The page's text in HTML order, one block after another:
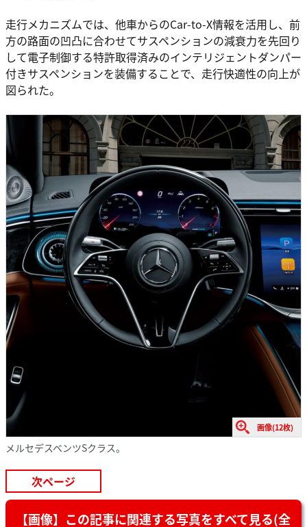
走行メカニズムでは、他車からのCar-to-X情報を活用し、前
方の路面の凹凸に合わせてサスペンションの減衰力を先回り
して電子制御する特許取得済みのインテリジェントダンパー
付きサスペンションを装備することで、走行快適性の向上が
図られた。
画像(12枚)
メルセデスベンツSクラス。
次ページ
【画像】この記事に関連する写真をすべて見る(全